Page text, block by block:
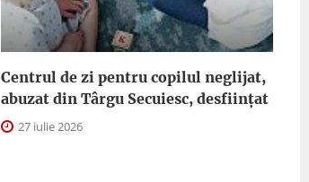
Centrul de zi pentru copilul neglijat,
abuzat din Târgu Secuiesc, desfiinţat
27 iulie 2026